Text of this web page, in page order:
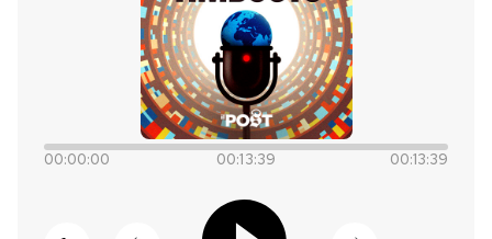
NEWSLETTER
00:00:00 00:13:39 00:13:39